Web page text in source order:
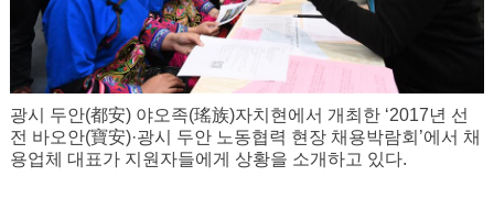
광시 두안(都安) 야오족(瑤族)자치현에서 개최한 ‘2017년 선
전 바오안(寶安)·광시 두안 노동협력 현장 채용박람회’에서 채
용업체 대표가 지원자들에게 상황을 소개하고 있다.